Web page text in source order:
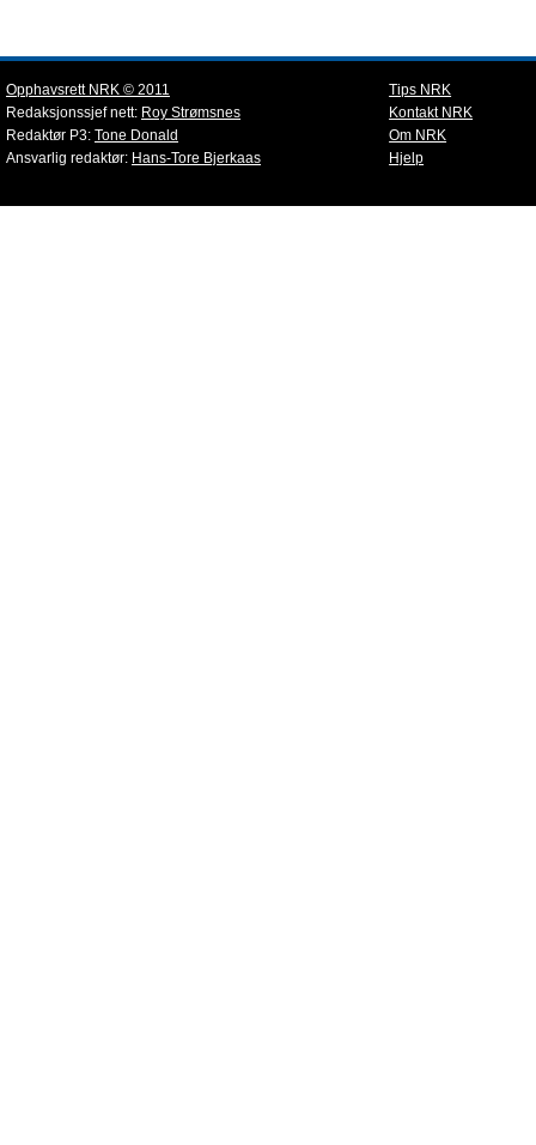
Opphavsrett NRK © 2011
Redaksjonssjef nett: Roy Strømsnes
Redaktør P3: Tone Donald
Ansvarlig redaktør: Hans-Tore Bjerkaas
Tips NRK
Kontakt NRK
Om NRK
Hjelp